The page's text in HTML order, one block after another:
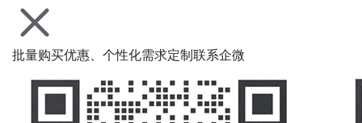
批量购买优惠、个性化需求定制联系企微